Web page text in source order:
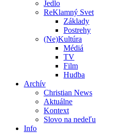
Jedlo
ReKlamný Svet
Základy
Postrehy
(Ne)Kultúra
Médiá
TV
Film
Hudba
Archív
Christian News
Aktuálne
Kontext
Slovo na nedeľu
Info